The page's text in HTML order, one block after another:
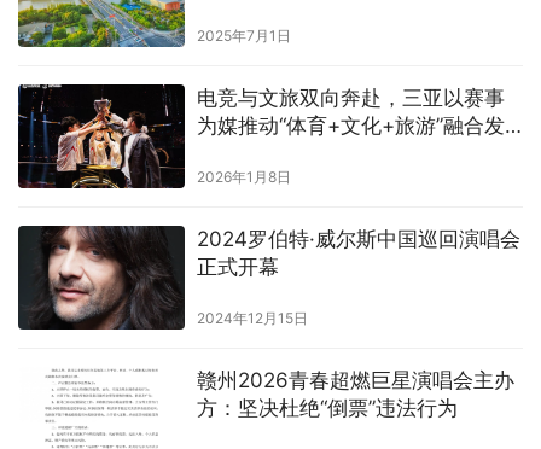
2025年7月1日
电竞与文旅双向奔赴，三亚以赛事
为媒推动“体育+文化+旅游”融合发
2026年1月8日
2024罗伯特·威尔斯中国巡回演唱会
正式开幕
2024年12月15日
赣州2026青春超燃巨星演唱会主办
方：坚决杜绝“倒票”违法行为